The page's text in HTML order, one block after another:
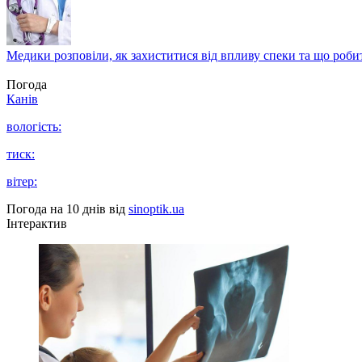
Медики розповіли, як захиститися від впливу спеки та що
Погода
Канів
вологість:
тиск:
вітер:
Погода на 10 днів від sinoptik.ua
Інтерактив